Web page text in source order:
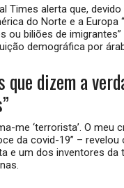
Times alerta que,
do Norte e a Europa
ou biliões de imigrantes”
demográfica por
que dizem a
me ‘terrorista’. O meu
da covid-19” – revelou
e um dos inventores da